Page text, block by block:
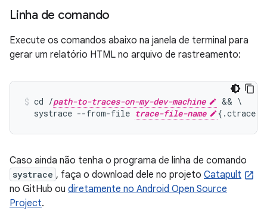
Linha de comando
Execute os comandos abaixo na janela de terminal para
gerar um relatório HTML no arquivo de rastreamento:
cd /path-to-traces-on-my-dev-machine
&& \
  systrace --from-file
trace-file-name {.ctrace
Caso ainda não tenha o programa de linha de comando
systrace , faça o download dele no projeto Catapult
no GitHub ou diretamente no Android Open Source
Project.